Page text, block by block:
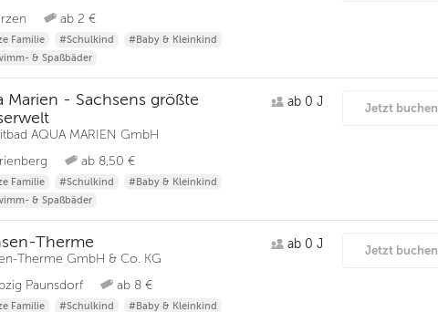
ab 2 €
Familie #Schulkind
#Baby & Kleinkind
& Spaßbäder
Marien - Sachsens größte
AQUA MARIEN GmbH
ab 8,50 €
ab 0 J
Familie #Schulkind
#Baby & Kleinkind
& Spaßbäder
Jetzt buchen
Therme
Therme GmbH & Co. KG
Paunsdorf
ab 8 €
ab 0 J
Familie #Schulkind
#Baby & Kleinkind
Jetzt buchen